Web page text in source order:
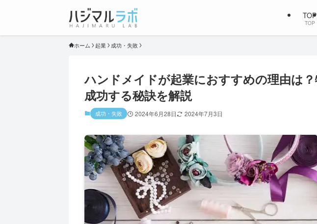
TOP
TOP
ホーム 起業 成功・失敗
ハンドメイドが起業におすすめの理由は
成功する秘訣を解説
成功・失敗 2024年6月28日 2024年7月3日